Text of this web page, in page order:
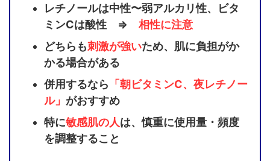
レチノールは中性〜弱アルカリ性、ビタ
ミンCは酸性 ⇒ 相性に注意
どちらも刺激が強いため、肌に負担がか
かる場合がある
併用するなら 「朝ビタミンC、夜レチノー
ル」 がおすすめ
特に敏感肌の人は、慎重に使用量・頻度
を調整すること